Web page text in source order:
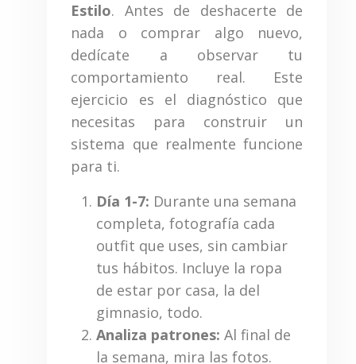
Estilo. Antes de deshacerte de
nada o comprar algo nuevo,
dedícate a observar tu
comportamiento real. Este
ejercicio es el diagnóstico que
necesitas para construir un
sistema que realmente funcione
para ti.
Día 1-7: Durante una semana
completa, fotografía cada
outfit que uses, sin cambiar
tus hábitos. Incluye la ropa
de estar por casa, la del
gimnasio, todo.
Analiza patrones: Al final de
la semana, mira las fotos.